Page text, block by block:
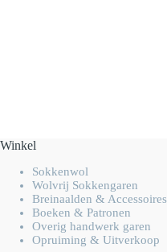
Winkel
Sokkenwol
Wolvrij Sokkengaren
Breinaalden & Accessoires
Boeken & Patronen
Overig handwerk garen
Opruiming & Uitverkoop